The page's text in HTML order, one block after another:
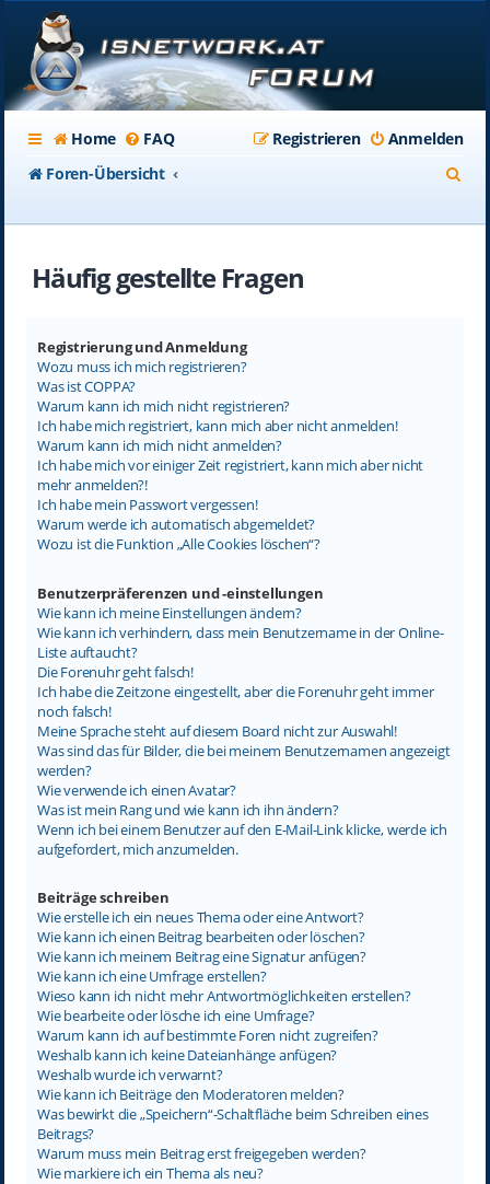
Home FAQ Anmelden
Registrieren
Foren-Übersicht
Häufig gestellte Fragen
Registrierung und Anmeldung
Wozu muss ich mich registrieren?
Was ist COPPA?
Warum kann ich mich nicht registrieren?
Ich habe mich registriert, kann mich aber nicht anmelden!
Warum kann ich mich nicht anmelden?
Ich habe mich vor einiger Zeit registriert, kann mich aber nicht
mehr anmelden?!
Ich habe mein Passwort vergessen!
Warum werde ich automatisch abgemeldet?
Wozu ist die Funktion „Alle Cookies löschen“?
Benutzerpräferenzen und -einstellungen
Wie kann ich meine Einstellungen ändern?
Wie kann ich verhindern, dass mein Benutzername in der Online-
Liste auftaucht?
Die Forenuhr geht falsch!
Ich habe die Zeitzone eingestellt, aber die Forenuhr geht immer
noch falsch!
Meine Sprache steht auf diesem Board nicht zur Auswahl!
Was sind das für Bilder, die bei meinem Benutzernamen angezeigt
werden?
Wie verwende ich einen Avatar?
Was ist mein Rang und wie kann ich ihn ändern?
Wenn ich bei einem Benutzer auf den E-Mail-Link klicke, werde ich
aufgefordert, mich anzumelden.
Beiträge schreiben
Wie erstelle ich ein neues Thema oder eine Antwort?
Wie kann ich einen Beitrag bearbeiten oder löschen?
Wie kann ich meinem Beitrag eine Signatur anfügen?
Wie kann ich eine Umfrage erstellen?
Wieso kann ich nicht mehr Antwortmöglichkeiten erstellen?
Wie bearbeite oder lösche ich eine Umfrage?
Warum kann ich auf bestimmte Foren nicht zugreifen?
Weshalb kann ich keine Dateianhänge anfügen?
Weshalb wurde ich verwarnt?
Wie kann ich Beiträge den Moderatoren melden?
Was bewirkt die „Speichern“-Schaltfläche beim Schreiben eines
Beitrags?
Warum muss mein Beitrag erst freigegeben werden?
Wie markiere ich ein Thema als neu?